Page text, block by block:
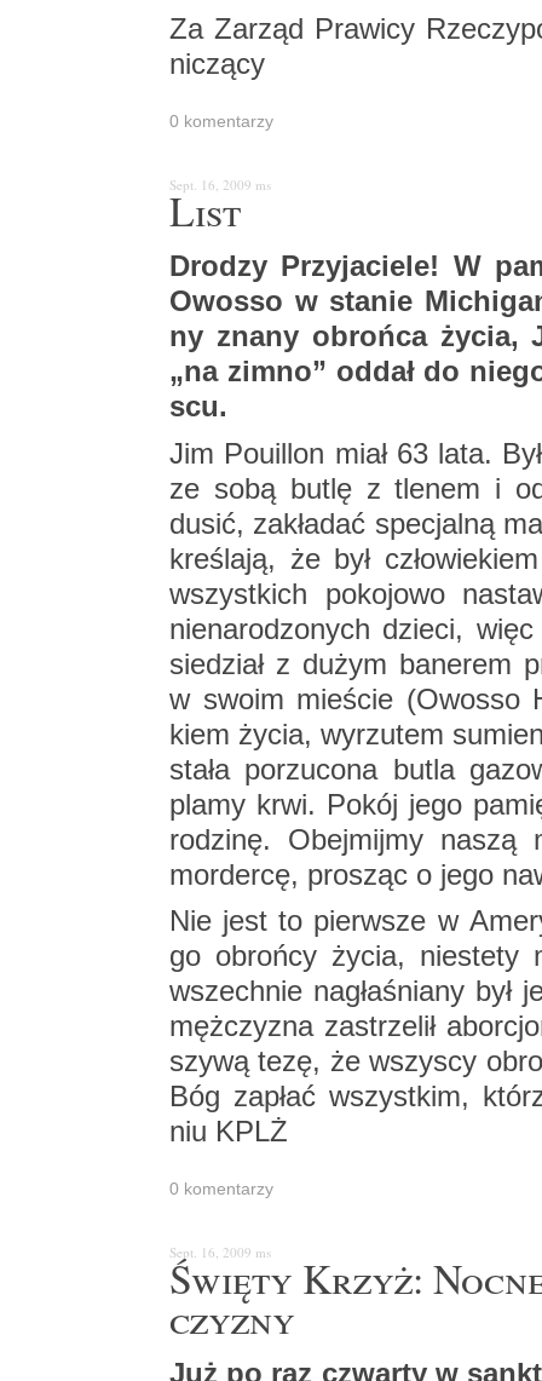
Za Za­rząd Pra­wi­cy
ni­czą­cy
0 ko­men­ta­rzy
Sept. 16, 2009 ms
List
Dro­dzy Przy­ja­cie­le! W
Owos­so w sta­nie
ny znany obroń­ca życia,
„na zimno” oddał do
scu.
Jim Po­uil­lon miał 63 lata.
ze sobą butlę z tle­nem i
dusić, za­kła­dać spe­cjal­ną
kre­śla­ją, że był
wszyst­kich po­ko­jo­wo
nie­na­ro­dzo­nych dzie­ci,
sie­dział z dużym ba­ne­rem
w swoim mie­ście (Owos­so
kiem życia, wy­rzu­tem
sta­ła po­rzu­co­na butla
plamy krwi. Pokój jego
ro­dzi­nę. Obej­mij­my naszą
mor­der­cę, pro­sząc o jego
Nie jest to pierw­sze w
go obroń­cy życia,
wszech­nie na­gła­śnia­ny był
męż­czy­zna za­strze­lił
szy­wą tezę, że wszy­scy
Bóg za­płać wszyst­kim,
niu KPLŻ
0 ko­men­ta­rzy
Sept. 16, 2009 ms
Świę­ty Krzyż:
czy­zny
Już po raz czwar­ty w